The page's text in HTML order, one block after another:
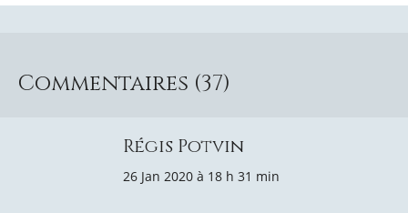
Commentaires (37)
Régis Potvin
26 Jan 2020 à 18 h 31 min